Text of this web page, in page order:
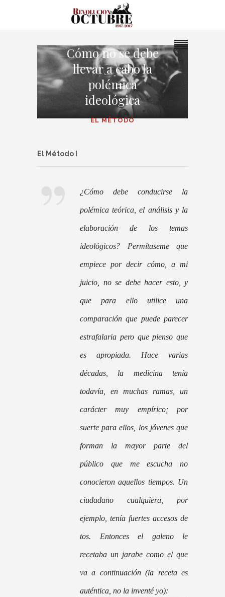
Cómo no se debe
llevar a cabo la
polémica
ideológica
EL MÉTODO
El Método I
¿Cómo debe conducirse la
polémica teórica, el análisis y la
elaboración de los temas
ideológicos? Permítaseme que
empiece por decir cómo, a mi
juicio, no se debe hacer esto, y
que para ello utilice una
comparación que puede parecer
estrafalaria pero que pienso que
es apropiada. Hace varias
décadas, la medicina tenía
todavía, en muchas ramas, un
carácter muy empírico; por
suerte para ellos, los jóvenes que
forman la mayor parte del
público que me escucha no
conocieron aquellos tiempos. Un
ciudadano cualquiera, por
ejemplo, tenía fuertes accesos de
tos. Entonces el galeno le
recetaba un jarabe como el que
va a continuación (la receta es
auténtica, no la inventé yo):